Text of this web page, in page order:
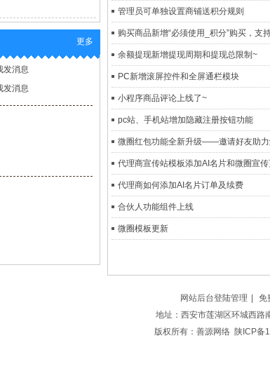
更多
管理员可单独设置商铺送积分规则
购买商品新增“必须使用_积分”购买，支
余额提现新增提现周期和提现总限制~
PC新增滚屏控件和全屏通栏模块
小程序商品评论上线了~
pc站、手机站增加隐藏注册按钮功能
微圈红包功能全新升级——邀请好友助
代理商宣传站模板添加AI名片和微圈宣
代理商如何添加AI名片订单及续费
合伙人功能组件上线
微圈模板更新
网站后台登陆管理 免
地址：西安市莲湖区环城西路
版权所有： 善源网络 陕ICP备